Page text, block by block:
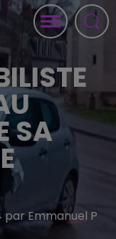
SA
par Emmanuel P